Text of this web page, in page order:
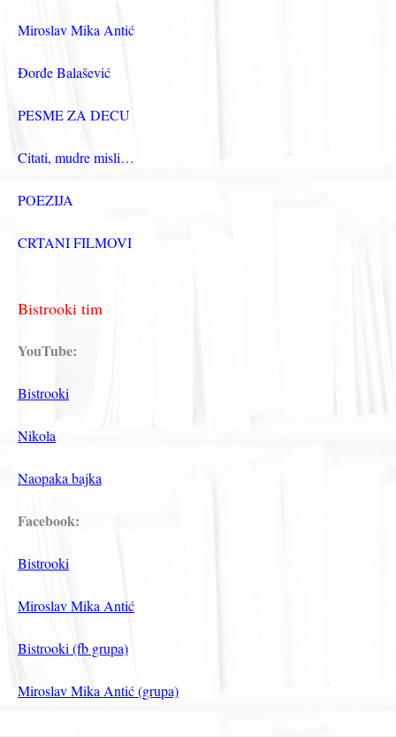
Miroslav Mika Antić
Đorđe Balašević
PESME ZA DECU
Citati, mudre misli…
POEZIJA
CRTANI FILMOVI
Bistrooki tim
YouTube:
Bistrooki
Nikola
Naopaka bajka
Facebook:
Bistrooki
Miroslav Mika Antić
Bistrooki (fb grupa)
Miroslav Mika Antić (grupa)